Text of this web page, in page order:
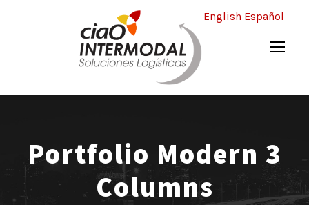
Portfolio Modern 3
Columns
English Español